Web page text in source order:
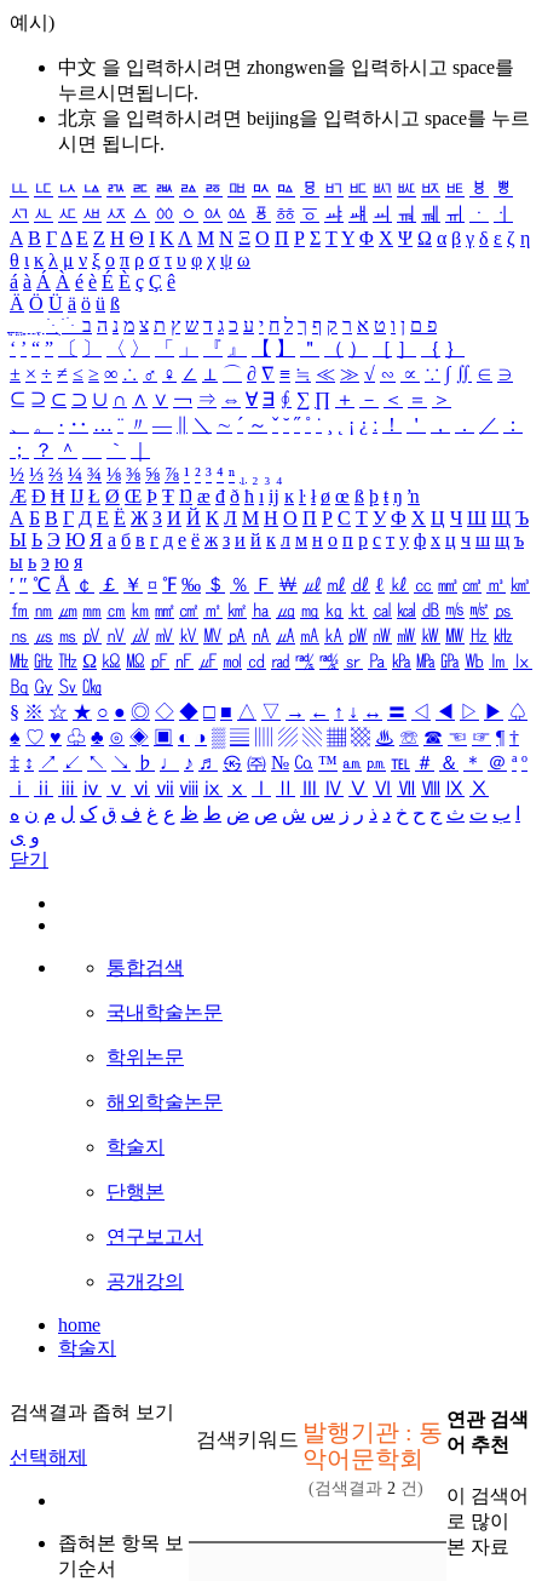
예시)
中文 을 입력하시려면 zhongwen을 입력하시고 space를
누르시면됩니다.
北京 을 입력하시려면 beijing을 입력하시고 space를 누르
시면 됩니다.
ㅥ ㅦ ㅧ ㅨ ㅩ ㅪ ㅫ ㅬ ㅭ ㅮ ㅯ ㅰ ㅱ ㅲ ㅳ ㅴ ㅵ ㅶ ㅷ ㅸ
ㅹ
ㅺ ㅻ ㅼ ㅽ ㅾ ㅿ ㆀ ㆁ ㆂ ㆃ ㆄ ㆅ ㆆ ㆇ ㆈ ㆉ ㆊ ㆋ ㆌ ㆍ
ㆎ
Α Β ΓΔ Ε Ζ Η Θ Ι ΚΛ Μ Ν Ξ Ο Π Ρ Σ ΤΥ Φ Χ Ψ Ω α β γ δ ε ζ η
θ ι κ λ μ ν ξ ο π ρ σ τ υ φ χ ψ ω
á à Á À é è É È ç Ç ê
Ä Ö Ü ä ö ü ß
ִֶֹ ֻּ ׁׂ פ ם ן ו ט א ר ק ף ך ל ח י ע כ ג ד ש ץ ת צ מ נ ה ב
‘ ’ “ ” 〔 〕 〈 〉 「 」 『 』 【 】 ＂ （ ） ［ ］ ｛ ｝
± × ÷ ≠ ≤ ≥ ∞ ∴ ♂ ♀ ∠ ⊥ ⌒ ∂ ∇ ≡ ≒ ≪ ≫ √ ∽ ∝ ∵ ∫ ∬ ∈ ∋
⊆ ⊇ ⊂ ⊃ ∪ ∩ ∧ ∨ ￢ ⇒ ⇔ ∀ ∃ ∮ ∑ ∏ ＋ － ＜ ＝
＞
、
。 · ‥ … ¨ 〃 ― ＼ ∼ ´ ～ ˇ ˘ ˝ ˚ ˙ ¸ ¡ ¿ ː ！ ＇ ， ． ／
：
；
？ ＾ ｀
½ ⅓ ⅔ ¼ ¾ ⅛ ⅜ ⅝ ⅞ ¹ ² ³ ⁴ ⁿ ₁ ₂ ₃ ₄
Æ Ð Ħ Ĳ Ł Ø Œ Þ Ŧ Ŋ æ đ ð ħ ı ĳ ĸ ŀ ł ø œ ß þ ŧ ŋ ŉ
А Б В Г Д Е Ё Ж З И Й К Л М Н О П Р С Т У Ф Х Ц Ч Ш Щ Ъ
Ы Ь Э Ю Я а б в г д е ё ж з и й к л м н о п р с т у ф х ц ч ш щ ъ
ы ь э ю я
′ ″ ℃ Å ￠ ￡ ￥ ¤ ℉ ‰ ＄ ％ Ｆ ￦ ㎕ ㎖ ㎗ ℓ ㎘ ㏄ ㎣ ㎤ ㎥ ㎦
㎙ ㎚ ㎛ ㎜ ㎝ ㎞ ㎟ ㎠ ㎡ ㎢ ㏊ ㎍ ㎎ ㎏ ㏏ ㎈ ㎉ ㏈ ㎧ ㎨ ㎰
㎱ ㎲ ㎳ ㎴ ㎵ ㎶ ㎷ ㎸ ㎹ ㎀ ㎁ ㎂ ㎃ ㎄ ㎺ ㎻ ㎽ ㎾ ㎿ ㎐ ㎑
㎒ ㎓ ㎔ Ω ㏀ ㏁ ㎊ ㎋ ㎌ ㏖ ㏅ ㎭ ㎮ ㎯ ㏛ ㎩ ㎪ ㎫ ㎬ ㏝ ㏐
㏓
㏃ ㏉ ㏜ ㏆
§ ※ ☆ ★ ○ ● ◎ ◇ ◆ □ ■ △ ▽ → ← ↑ ↓ ↔ 〓 ◁ ◀ ▷ ▶ ♤
♠ ♡ ♥ ♧ ♣ ⊙ ◈ ▣ ◐ ◑ ▒ ▤ ▨ ▧ ▦ ▩ ♨ ☏ ☎ ☜ ☞ ¶ †
‡ ↕ ↗ ↙ ↖ ↘ ♭ ♩ ♪ ♬ ㉿ ㈜ № ㏇ ™ ㏂ ㏘ ℡ ＃ ＆ ＊ ＠ ª º
ⅰ
ⅱ ⅲ ⅳ ⅴ ⅵ ⅶ ⅷ ⅸ ⅹ Ⅳ Ⅴ Ⅵ Ⅶ Ⅷ Ⅸ Ⅹ
ب ت ث ج ح خ د ذ ر ز س ش ص ض ط ظ ع غ ف ق ک ل م ن ه
و ی
닫기
통합검색
국내학술논문
학위논문
해외학술논문
학술지
단행본
연구보고서
공개강의
home
학술지
검색결과 좁혀 보기
선택해제
좁혀본 항목 보
기순서
검색키워드 발행기관 : 동
악어문학회
(검색결과 2 건)
연관 검색
어 추천
이 검색어
로 많이
본 자료